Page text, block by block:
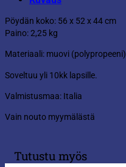
Pöydän koko: 56 x 52 x 44 cm
Paino: 2,25 kg
Materiaali: muovi (polypropeeni)
Soveltuu yli 10kk lapsille.
Valmistusmaa: Italia
Vain nouto myymälästä
Tutustu myös